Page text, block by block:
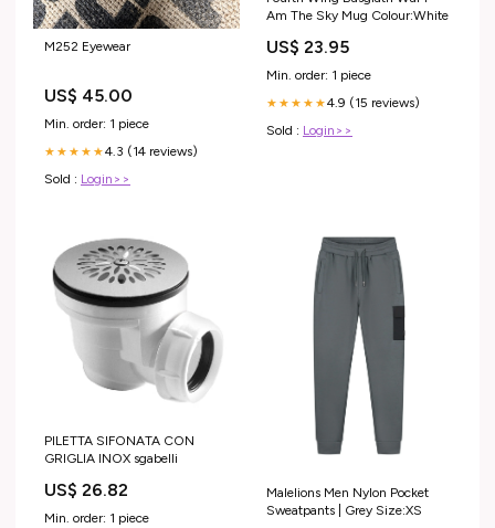
M252 Eyewear
US$ 45.00
Min. order: 1 piece
★★★★★4.3 (14 reviews)
Sold : Login>>
Am The Sky Mug Colour:White
US$ 23.95
Min. order: 1 piece
★★★★★4.9 (15 reviews)
Sold : Login>>
PILETTA SIFONATA CON
GRIGLIA INOX sgabelli
US$ 26.82
Min. order: 1 piece
Malelions Men Nylon Pocket
Sweatpants | Grey Size:XS